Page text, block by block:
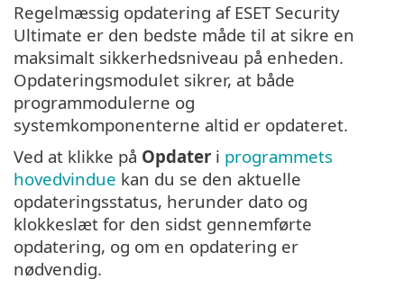
Regelmæssig opdatering af ESET Security
Ultimate er den bedste måde til at sikre en
maksimalt sikkerhedsniveau på enheden.
Opdateringsmodulet sikrer, at både
programmodulerne og
systemkomponenterne altid er opdateret.
Ved at klikke på Opdater i programmets
hovedvindue kan du se den aktuelle
opdateringsstatus, herunder dato og
klokkeslæt for den sidst gennemførte
opdatering, og om en opdatering er
nødvendig.